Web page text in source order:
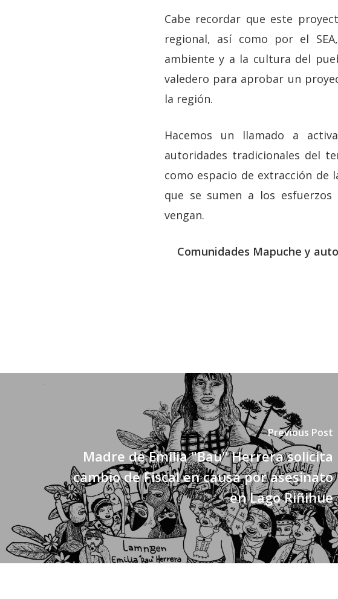
Cabe recordar que este
regional, así como por el
ambiente y a la cultura del
valedero para aprobar un
la región.
Hacemos un llamado a
autoridades tradicionales del
como espacio de extracción de
que se sumen a los
vengan.
Comunidades Mapuche y
Previous Post
Madre de Emilia "Bau" Herrera solicita
cambio de Fiscal en causa por asesinato
en Lago Riñihue